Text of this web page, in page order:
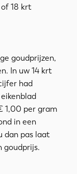
18 krt
goudprijzen,
In uw 14 krt
had
1,00 per gram
in een
dan pas laat
goudprijs.